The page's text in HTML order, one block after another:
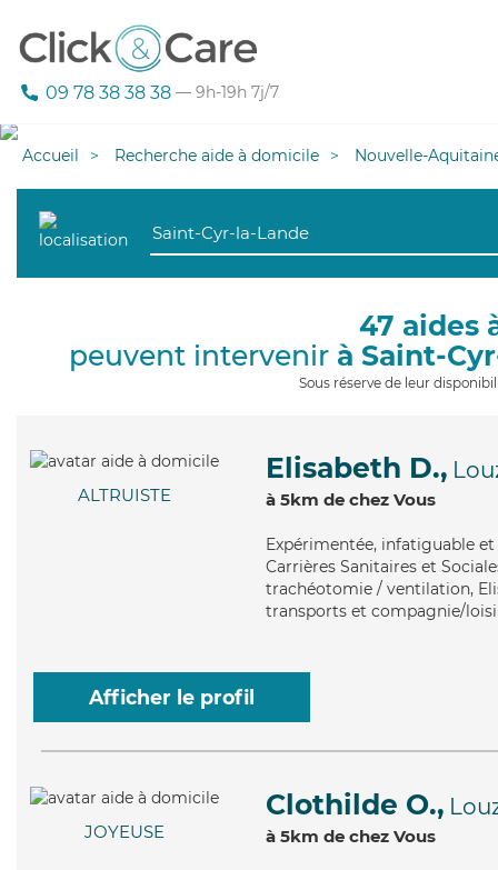
09 78 38 38 38 — 9h-19h 7j/7
Accueil Recherche aide à domicile Nouvelle-
47 aides
peuvent intervenir à Saint-
Sous réserve de leur
ALTRUISTE
Elisabeth D.,
à 5km de chez Vous
Expérimentée, infatiguable et
Carrières Sanitaires et
trachéotomie / ventilation,
transports et compagnie/
Afficher le profil
JOYEUSE
Clothilde O.,
à 5km de chez Vous